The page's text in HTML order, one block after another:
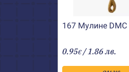
167 Мулине DMC
0.95€ / 1.86 лв.